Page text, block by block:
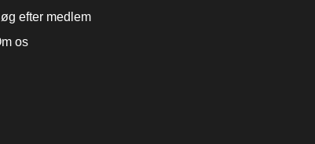
efter medlem
os